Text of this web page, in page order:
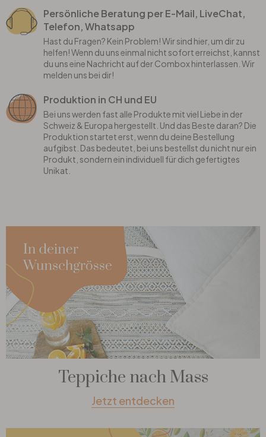
Persönliche Beratung per E-Mail, LiveChat,
Telefon, Whatsapp
Hast du Fragen? Kein Problem! Wir sind hier, um dir zu
helfen! Wenn du uns einmal nicht sofort erreichst, kannst
du uns eine Nachricht auf der Combox hinterlassen. Wir
melden uns bei dir!
Produktion in CH und EU
Bei uns werden fast alle Produkte mit viel Liebe in der
Schweiz & Europa hergestellt. Und das Beste daran? Die
Produktion startet erst, wenn du deine Bestellung
aufgibst. Das bedeutet, bei uns bestellst du nicht nur ein
Produkt, sondern ein individuell für dich gefertigtes
Unikat.
Teppiche nach Mass
Jetzt entdecken